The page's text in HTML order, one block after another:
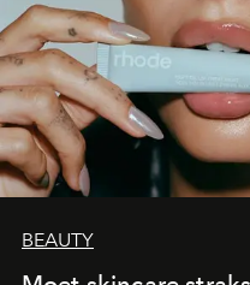
BEAUTY